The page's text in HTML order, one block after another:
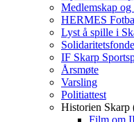
Medlemskap
HERMES
Lyst å spille i
IF Skarp
Årsmøte
Varsling
Politiattest
Historien Skarp
Film om